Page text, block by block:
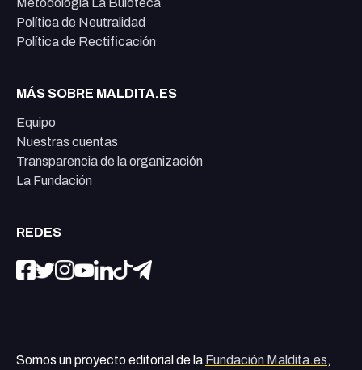
Metodología La Buloteca
Política de Neutralidad
Política de Rectificación
MÁS SOBRE MALDITA.ES
Equipo
Nuestras cuentas
Transparencia de la organización
La Fundación
REDES
Somos un proyecto editorial de la Fundación Maldita.es,